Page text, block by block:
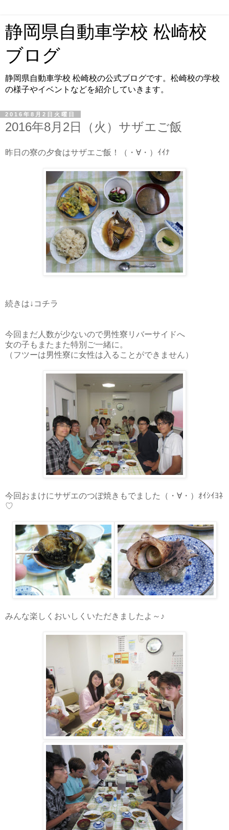
静岡県自動車学校 松崎校
ブログ
静岡県自動車学校 松崎校の公式ブログです。松崎校の学校
の様子やイベントなどを紹介していきます。
2016年8月2日火曜日
2016年8月2日（火）サザエご飯
昨日の寮の夕食はサザエご飯！（・∀・）ｲｲﾅ
続きは↓コチラ
今回まだ人数が少ないので男性寮リバーサイドへ
女の子もまたまた特別ご一緒に。
（フツーは男性寮に女性は入ることができません）
今回おまけにサザエのつぼ焼きもでました（・∀・）ｵｲｼｲﾖﾈ
♡
みんな楽しくおいしくいただきましたよ～♪